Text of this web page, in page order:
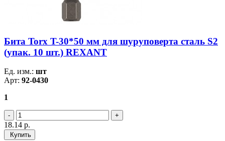
Бита Torx T-30*50 мм для шуруповерта сталь S2
(упак. 10 шт.) REXANT
Ед. изм.: шт
Арт: 92-0430
1
18.14 р.
Купить